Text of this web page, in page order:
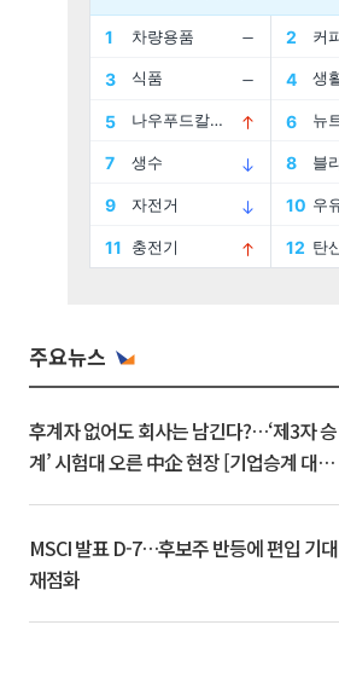
주요뉴스
후계자 없어도 회사는 남긴다?…‘제3자 승
계’ 시험대 오른 中企 현장 [기업승계 대전
MSCI 발표 D-7…후보주 반등에 편입 기대
재점화